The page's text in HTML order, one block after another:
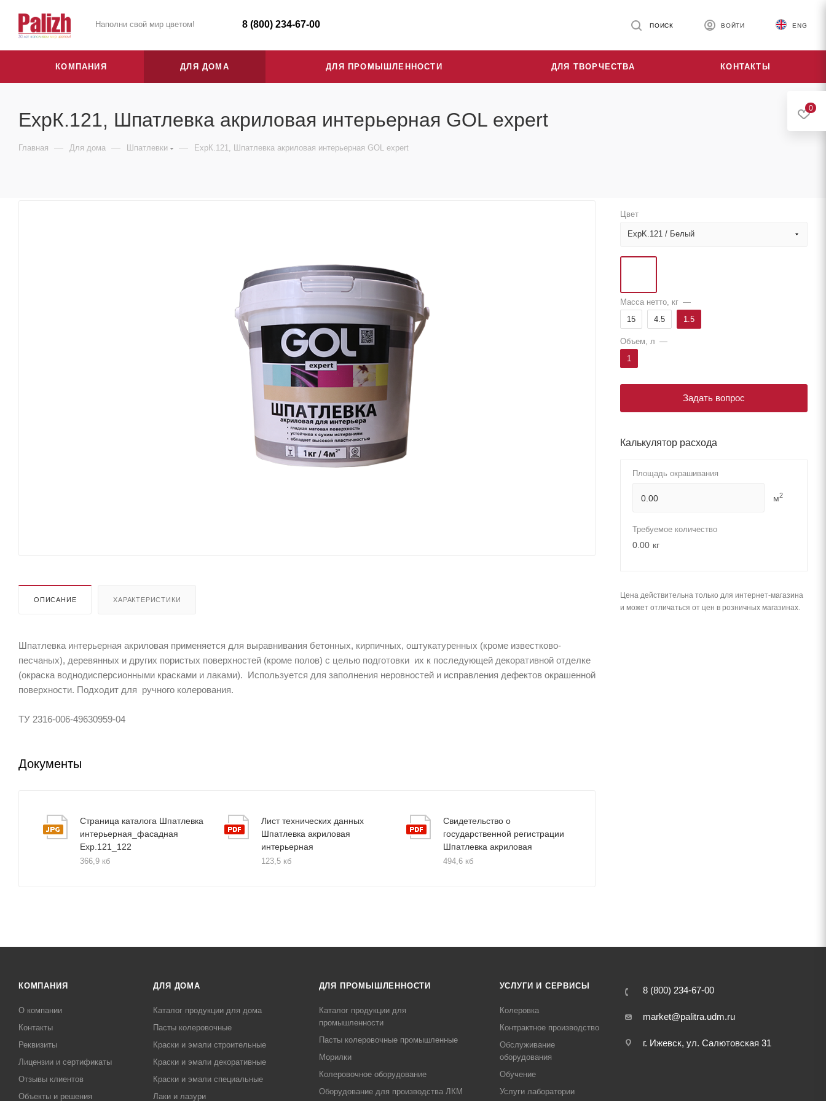
Наполни свой мир цветом! 8 (800) 234-67-00 ENG
ВОЙТИ
ПОИСК
КОМПАНИЯ ДЛЯ ДОМА ДЛЯ ПРОМЫШЛЕННОСТИ ДЛЯ ТВОРЧЕСТВА КОНТАКТЫ
ЕхрК.121, Шпатлевка акриловая интерьерная GOL expert
Главная — Для дома — Шпатлевки — ЕхрК.121, Шпатлевка акриловая интерьерная GOL expert
ОПИСАНИЕ ХАРАКТЕРИСТИКИ
Шпатлевка интерьерная акриловая применяется для выравнивания бетонных, кирпичных, оштукатуренных (кроме известково-
песчаных), деревянных и других пористых поверхностей (кроме полов) с целью подготовки их к последующей декоративной отделке
(окраска воднодисперсионными красками и лаками). Используется для заполнения неровностей и исправления дефектов окрашенной
поверхности. Подходит для ручного колерования.
ТУ 2316-006-49630959-04
Документы
Страница каталога Шпатлевка
интерьерная_фасадная
Exp.121_122
366,9 кб
Лист технических данных
Шпатлевка акриловая
интерьерная
123,5 кб
Свидетельство о
государственной регистрации
Шпатлевка акриловая
494,6 кб
Цвет
ExpK.121 / Белый
Масса нетто, кг —
15
4.5 1.5
Объем, л —
1
Задать вопрос
Калькулятор расхода
Площадь окрашивания
м2
Требуемое количество
0.00 кг
Цена действительна только для интернет-магазина
и может отличаться от цен в розничных магазинах.
КОМПАНИЯ
О компании
Контакты
Реквизиты
Лицензии и сертификаты
Отзывы клиентов
Объекты и решения
ДЛЯ ДОМА
Каталог продукции для дома
Пасты колеровочные
Краски и эмали строительные
Краски и эмали декоративные
Краски и эмали специальные
Лаки и лазури
ДЛЯ ПРОМЫШЛЕННОСТИ
Каталог продукции для
промышленности
Пасты колеровочные промышленные
Морилки
Колеровочное оборудование
Оборудование для производства ЛКМ
УСЛУГИ И СЕРВИСЫ
Колеровка
Контрактное производство
Обслуживание
оборудования
Обучение
Услуги лаборатории
8 (800) 234-67-00
market@palitra.udm.ru
г. Ижевск, ул. Салютовская 31
0